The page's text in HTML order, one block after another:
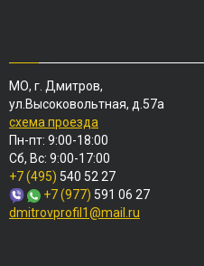
МО, г. Дмитров,
ул.Высоковольтная, д.57а
схема проезда
Пн-пт: 9:00-18:00
Сб, Вс: 9:00-17:00
+7 (495) 540 52 27
+7 (977) 591 06 27
dmitrovprofil1@mail.ru